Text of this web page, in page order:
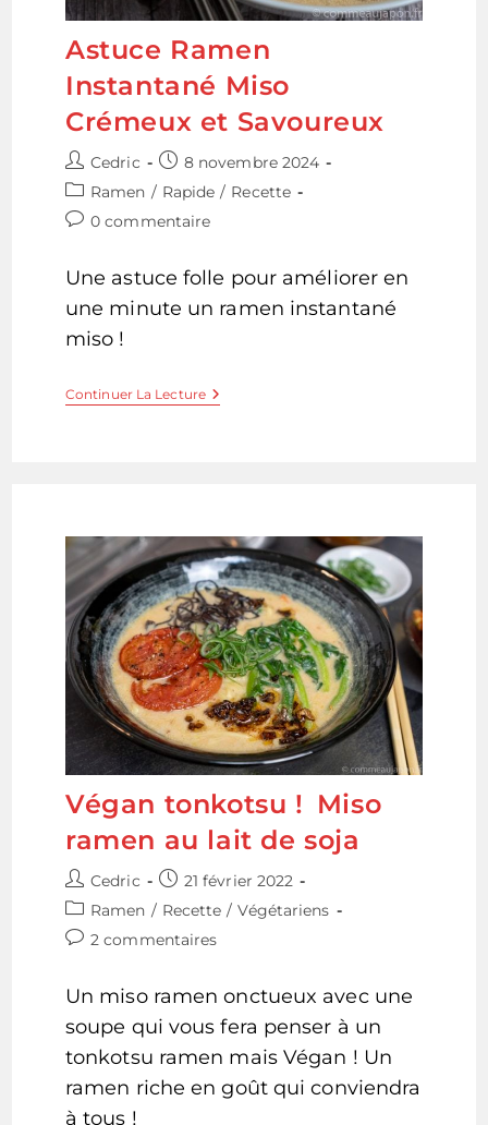
Astuce Ramen
Instantané Miso
Crémeux et Savoureux
Auteur/autrice
de
la
publication :
Cedric
Publication
publiée :
8 novembre 2024
Post
category:
Ramen / Rapide / Recette
Commentaires
publication :
0 commentaire
Une astuce folle pour améliorer en
une minute un ramen instantané
miso !
Continuer La LectureAstuce
Ramen
Végan tonkotsu ! Miso
ramen au lait de soja
Auteur/autrice
de
la
publication :
Cedric
Publication
publiée :
21 février 2022
Post
category:
Ramen / Recette / Végétariens
Commentaires
publication :
2 commentaires
Un miso ramen onctueux avec une
soupe qui vous fera penser à un
tonkotsu ramen mais Végan ! Un
ramen riche en goût qui conviendra
à tous !